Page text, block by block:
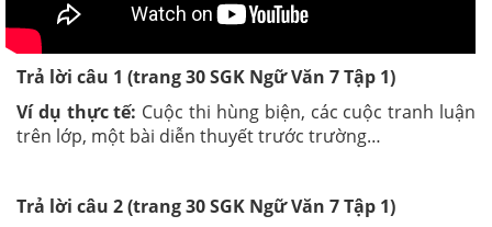
Trả lời câu 1 (trang 30SGK Ngữ Văn 7 Tập 1)
Ví dụ thực tế: Cuộc thi hùng biện, các cuộc tranh luận
trên lớp, một bài diễn thuyết trước trường…
Trả lời câu 2 (trang 30SGK Ngữ Văn 7 Tập 1)